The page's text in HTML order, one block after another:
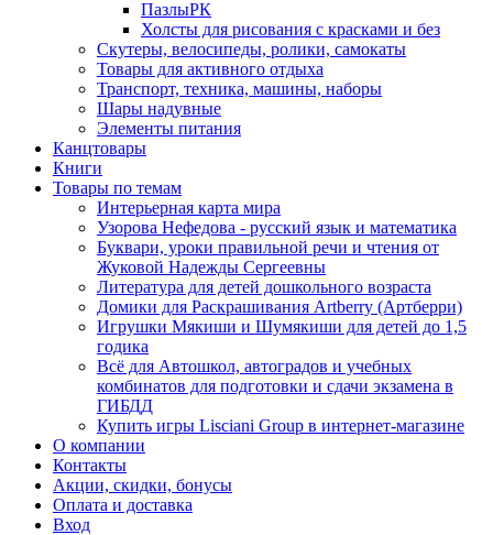
ПазлыРК
Холсты для рисования с красками и без
Скутеры, велосипеды, ролики, самокаты
Товары для активного отдыха
Транспорт, техника, машины, наборы
Шары надувные
Элементы питания
Канцтовары
Книги
Товары по темам
Интерьерная карта мира
Узорова Нефедова - русский язык и математика
Буквари, уроки правильной речи и чтения от
Жуковой Надежды Сергеевны
Литература для детей дошкольного возраста
Домики для Раскрашивания Artberry (Артберри)
Игрушки Мякиши и Шумякиши для детей до 1,5
годика
Всё для Автошкол, автоградов и учебных
комбинатов для подготовки и сдачи экзамена в
ГИБДД
Купить игры Lisciani Group в интернет-магазине
О компании
Контакты
Акции, скидки, бонусы
Оплата и доставка
Вход